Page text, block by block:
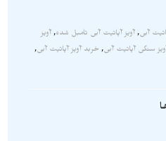
آبی, آویز آپاتیت آبی تامبل شده, آویز
سنگی آپاتیت آبی, خربد آویز آپاتیت آبی,